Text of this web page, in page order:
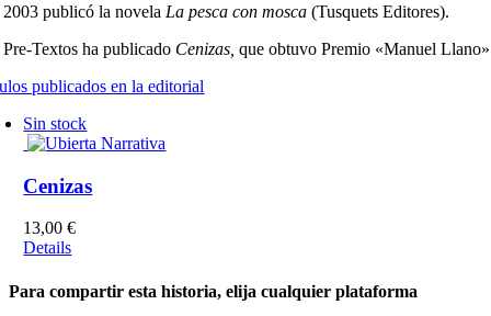
2003 publicó la novela La pesca con mosca (Tusquets Editores).
Textos ha publicado Cenizas,que obtuvo Premio «Manuel
publicados en la editorial
Sin stock
Cenizas
13,00€
Details
Para compartir esta historia, elija cualquier plataforma